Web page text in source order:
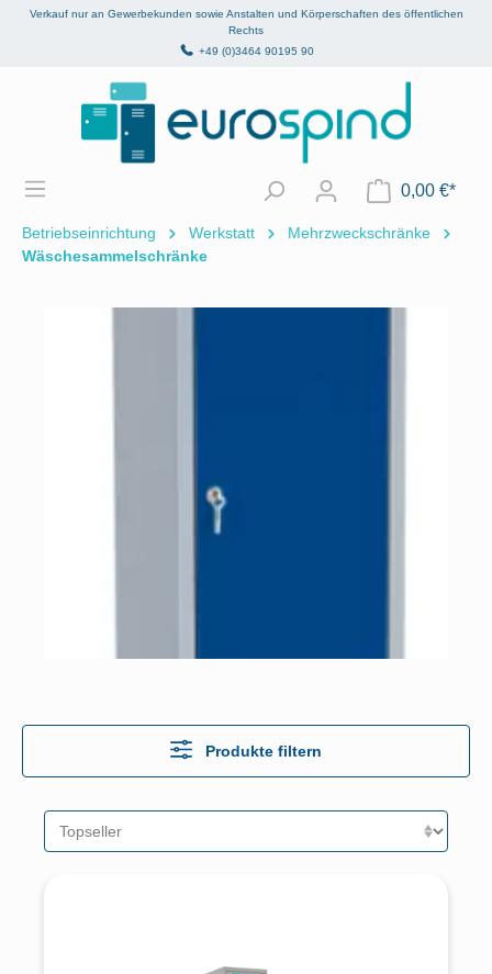
springen
Verkauf nur an Gewerbekunden sowie Anstalten und Körperschaften des öffentlichen
Rechts
+49 (0)3464 90195 90
0,00 €*
Betriebseinrichtung Werkstatt
Mehrzweckschränke
Wäschesammelschränke
Produkte filtern